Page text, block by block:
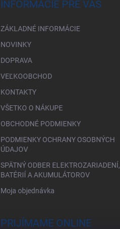
INFORMÁCIE PRE VÁS
ZÁKLADNÉ INFORMÁCIE
NOVINKY
DOPRAVA
VEĽKOOBCHOD
KONTAKTY
VŠETKO O NÁKUPE
OBCHODNÉ PODMIENKY
PODMIENKY OCHRANY OSOBNÝCH
ÚDAJOV
SPÄTNÝ ODBER ELEKTROZARIADENÍ,
BATÉRIÍ A AKUMULÁTOROV
Moja objednávka
PRIJÍMAME ONLINE